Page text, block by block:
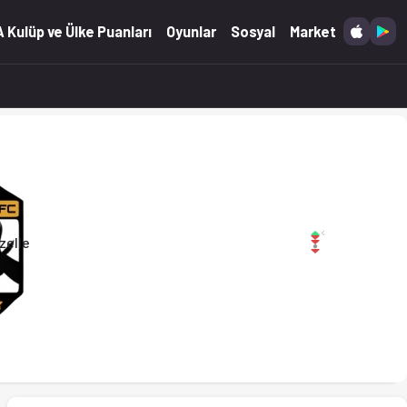
(03.06.2026)
Kulüp ve Ülke Puanları Oyunlar Sosyal Market